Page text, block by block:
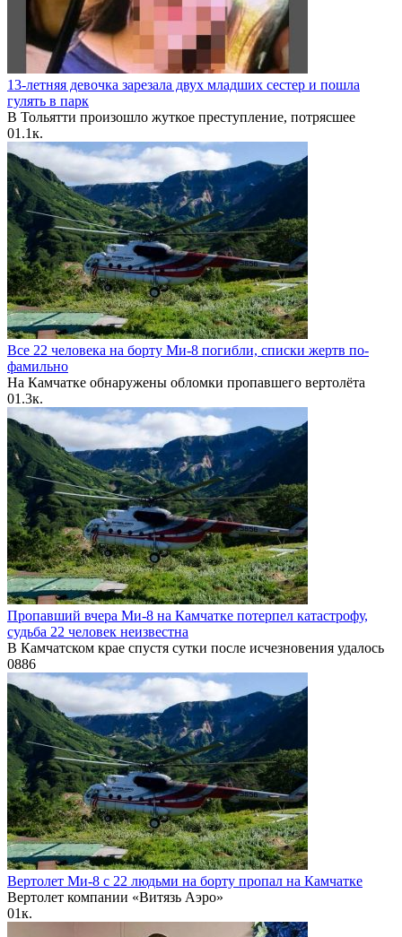
13-летняя девочка зарезала двух младших сестер и пошла
гулять в парк
В Тольятти произошло жуткое преступление, потрясшее
01.1к.
Все 22 человека на борту Ми-8 погибли, списки жертв по-
фамильно
На Камчатке обнаружены обломки пропавшего вертолёта
01.3к.
Пропавший вчера Ми-8 на Камчатке потерпел катастрофу,
судьба 22 человек неизвестна
В Камчатском крае спустя сутки после исчезновения удалось
0886
Вертолет Ми-8 с 22 людьми на борту пропал на Камчатке
Вертолет компании «Витязь Аэро»
01к.